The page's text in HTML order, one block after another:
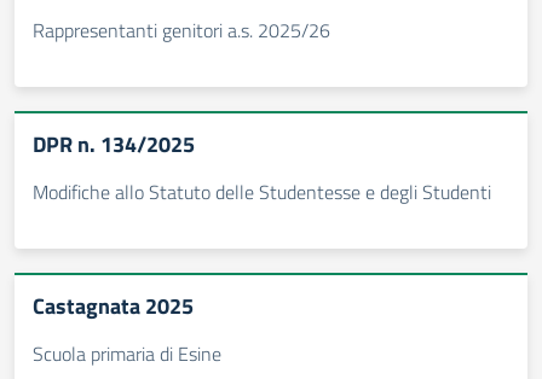
Rappresentanti genitori a.s. 2025/26
DPR n. 134/2025
Modifiche allo Statuto delle Studentesse e degli Studenti
Castagnata 2025
Scuola primaria di Esine